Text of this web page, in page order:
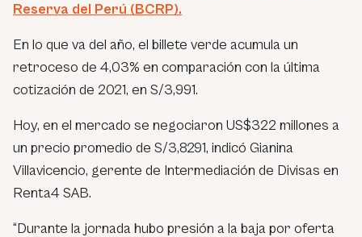
Reserva del Perú (BCRP).
En lo que va del año, el billete verde acumula un
retroceso de 4,03% en comparación con la última
cotización de 2021, en S/3,991.
Hoy, en el mercado se negociaron US$322 millones a
un precio promedio de S/3,8291, indicó Gianina
Villavicencio, gerente de Intermediación de Divisas en
Renta4 SAB.
“Durante la jornada hubo presión a la baja por oferta